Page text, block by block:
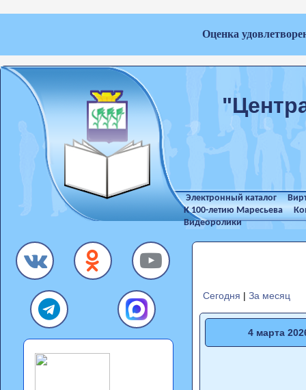
Оценка
Электронный каталог
К 100-летию Маресьева
Видеоролики
Сегодня | За месяц
4 марта